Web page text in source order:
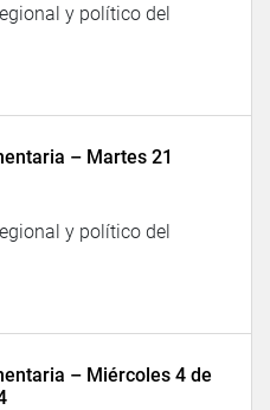
y político del
– Martes 21
y político del
– Miércoles 4 de